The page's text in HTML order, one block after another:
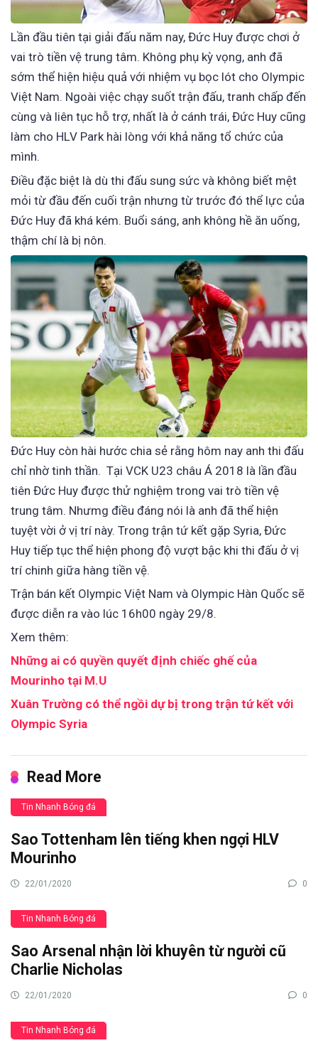
Lần đầu tiên tại giải đấu năm nay, Đức Huy được chơi ở
vai trò tiền vệ trung tâm. Không phụ kỳ vọng, anh đã
sớm thể hiện hiệu quả với nhiệm vụ bọc lót cho Olympic
Việt Nam. Ngoài việc chạy suốt trận đấu, tranh chấp đến
cùng và liên tục hỗ trợ, nhất là ở cánh trái, Đức Huy cũng
làm cho HLV Park hài lòng với khả năng tổ chức của
mình.
Điều đặc biệt là dù thi đấu sung sức và không biết mệt
mỏi từ đầu đến cuối trận nhưng từ trước đó thể lực của
Đức Huy đã khá kém. Buổi sáng, anh không hề ăn uống,
thậm chí là bị nôn.
Đức Huy còn hài hước chia sẻ rằng hôm nay anh thi đấu
chỉ nhờ tinh thần. Tại VCK U23 châu Á 2018 là lần đầu
tiên Đức Huy được thử nghiệm trong vai trò tiền vệ
trung tâm. Nhưmg điều đáng nói là anh đã thể hiện
tuyệt vời ở vị trí này. Trong trận tứ kết gặp Syria, Đức
Huy tiếp tục thể hiện phong độ vượt bậc khi thi đấu ở vị
trí chinh giữa hàng tiền vệ.
Trận bán kết Olympic Việt Nam và Olympic Hàn Quốc sẽ
được diễn ra vào lúc 16h00 ngày 29/8.
Xem thêm:
Những ai có quyền quyết định chiếc ghế của
Mourinho tại M.U
Xuân Trường có thể ngồi dự bị trong trận tứ kết với
Olympic Syria
Read More
Tin Nhanh Bóng đá
Sao Tottenham lên tiếng khen ngợi HLV
Mourinho
22/01/2020 0
Tin Nhanh Bóng đá
Sao Arsenal nhận lời khuyên từ người cũ
Charlie Nicholas
22/01/2020 0
Tin Nhanh Bóng đá